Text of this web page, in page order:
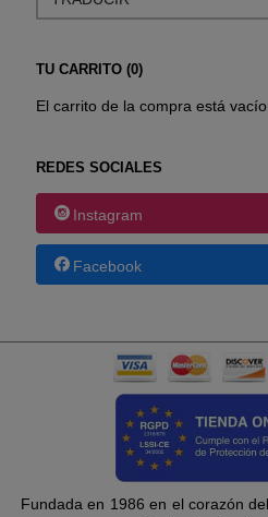
TU CARRITO (0)
El carrito de la compra está vacío
REDES SOCIALES
Instagram
Facebook
Fundada en 1986 en el corazón